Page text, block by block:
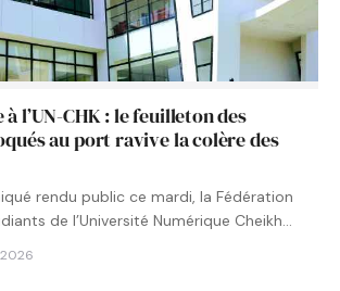
l’UN-CHK : le feuilleton des
au port ravive la colère des
rendu public ce mardi, la Fédération
de l’Université Numérique Cheikh